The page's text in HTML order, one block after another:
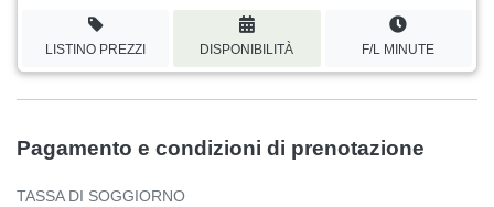
LISTINO PREZZI DISPONIBILITÀ F/L MINUTE
Pagamento e condizioni di prenotazione
TASSA DI SOGGIORNO